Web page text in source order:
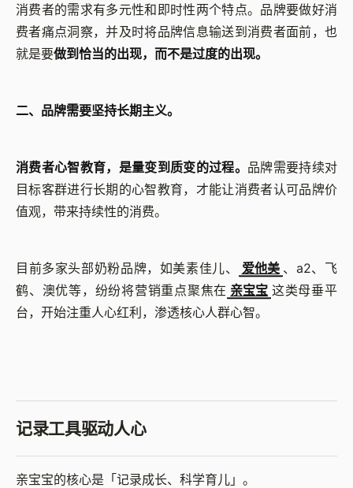
消费者的需求有多元性和即时性两个特点。品牌要做好消
费者痛点洞察，并及时将品牌信息输送到消费者面前，也
就是要做到恰当的出现，而不是过度的出现。
二、品牌需要坚持长期主义。
消费者心智教育，是量变到质变的过程。 品牌需要持续对
目标客群进行长期的心智教育，才能让消费者认可品牌价
值观，带来持续性的消费。
目前多家头部奶粉品牌，如美素佳儿、 爱他美 、a2、飞
鹤、澳优等，纷纷将营销重点聚焦在 亲宝宝 这类母垂平
台，开始注重人心红利，渗透核心人群心智。
记录工具驱动人心
亲宝宝的核心是 「记录成长、科学育儿 」 。